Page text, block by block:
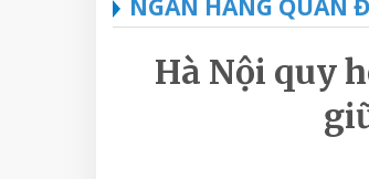
NGÂN HÀNG QUÂN
Hà Nội quy